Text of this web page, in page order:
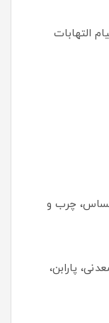
التهابات
چرب و
پارابن،